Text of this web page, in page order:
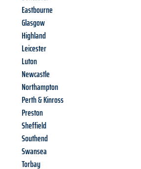
Eastbourne
Glasgow
Highland
Leicester
Luton
Newcastle
Northampton
Perth & Kinross
Preston
Sheffield
Southend
Swansea
Torbay